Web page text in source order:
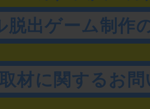
脱出ゲーム制作
取材に関するお